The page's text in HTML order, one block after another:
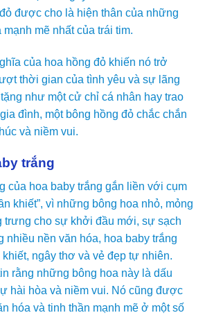
được cho là hiện thân của những
mẽ nhất của trái tim.
của hoa hồng đỏ khiến nó trở
thời gian của tình yêu và sự lãng
như một cử chỉ cá nhân hay trao
đình, một bông hồng đỏ chắc chắn
và niềm vui.
trắng
của hoa baby trắng gắn liền với cụm
khiết”, vì những bông hoa nhỏ, mỏng
trưng cho sự khởi đầu mới, sự sạch
nhiều nền văn hóa, hoa baby trắng
ngây thơ và vẻ đẹp tự nhiên.
rằng những bông hoa này là dấu
hài hòa và niềm vui. Nó cũng được
hóa và tinh thần mạnh mẽ ở một số